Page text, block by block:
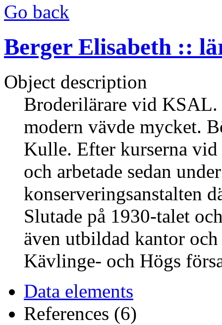
Go back
Berger Elisabeth ::
Object description
Broderilärare vid KSAL.
modern vävde mycket.
Kulle. Efter kurserna
och arbetade sedan
konserveringsanstalten
Slutade på 1930-talet
även utbildad kantor
Kävlinge- och Högs
Data elements
References (6)